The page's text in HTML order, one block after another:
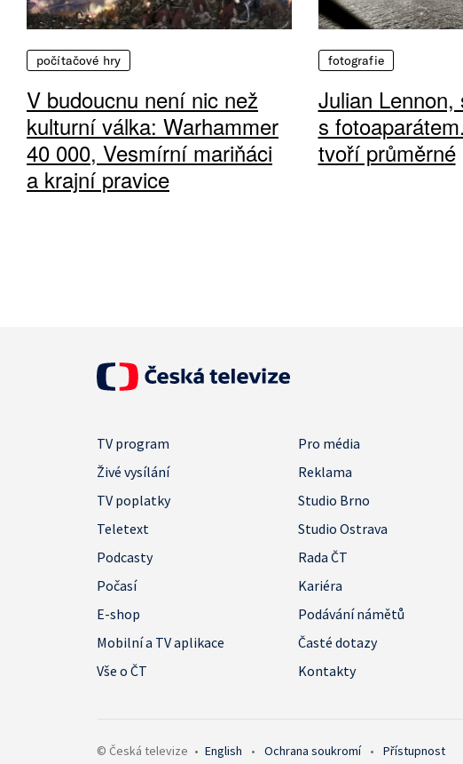
počítačové hry
V budoucnu není nic než
kulturní válka: Warhammer
40 000, Vesmírní mariňáci
a krajní pravice
fotografie
Julian Lennon,
s
tvoří průměrné
TV program
Pro média
Živé vysílání
Reklama
TV poplatky
Studio Brno
Teletext
Studio Ostrava
Podcasty
Rada ČT
Počasí
Kariéra
E-shop
Podávání námětů
Mobilní a TV aplikace
Časté dotazy
Vše o ČT
Kontakty
© Česká televize • English • Ochrana soukromí • Přístupnost